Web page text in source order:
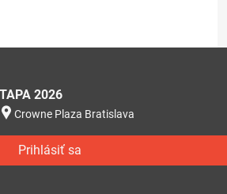
2026
Crowne Plaza Bratislava
Prihlásiť sa